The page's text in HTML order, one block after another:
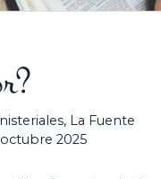
, La Fuente
2025